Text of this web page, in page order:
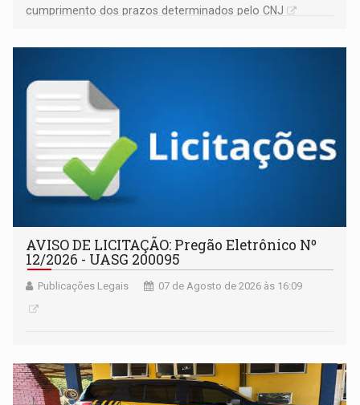
cumprimento dos prazos determinados pelo CNJ
AVISO DE LICITAÇÃO: Pregão Eletrônico Nº
12/2026 - UASG 200095
Publicações Legais 07 de Agosto de 2026 às 16:09